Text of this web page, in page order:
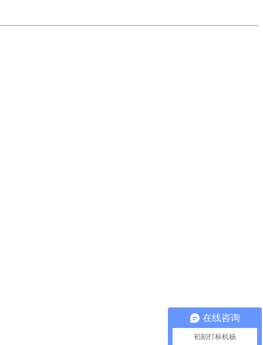
在线咨询
初刻打标机杨